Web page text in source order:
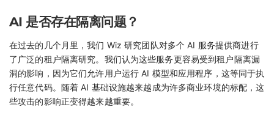
AI 是否存在隔离问题？
在过去的几个月里，我们 Wiz 研究团队对多个 AI 服务提供商进行
了广泛的租户隔离研究。我们认为这些服务更容易受到租户隔离漏
洞的影响，因为它们允许用户运行 AI 模型和应用程序，这等同于执
行任意代码。随着 AI 基础设施越来越成为许多商业环境的标配，这
些攻击的影响正变得越来越重要。